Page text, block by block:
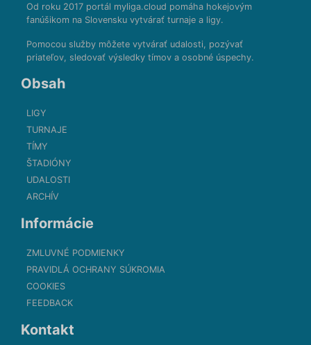
Od roku 2017 portál myliga.cloud pomáha hokejovým
fanúšikom na Slovensku vytvárať turnaje a ligy.
Pomocou služby môžete vytvárať udalosti, pozývať
priateľov, sledovať výsledky tímov a osobné úspechy.
Obsah
LIGY
TURNAJE
TÍMY
ŠTADIÓNY
UDALOSTI
ARCHÍV
Informácie
ZMLUVNÉ PODMIENKY
PRAVIDLÁ OCHRANY SÚKROMIA
COOKIES
FEEDBACK
Kontakt